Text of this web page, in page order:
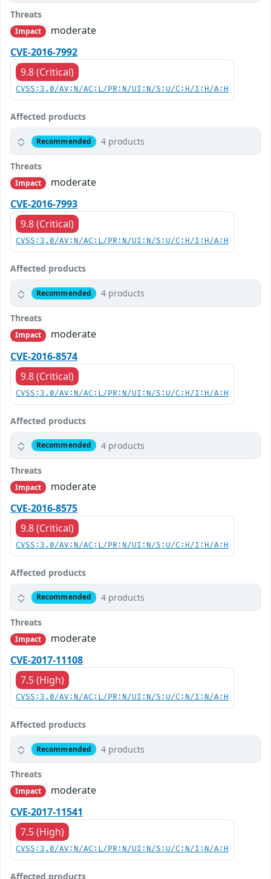
Threats
Impact
moderate
CVE-2016-7992
9.8 (Critical)
CVSS:3.0/AV:N/AC:L/PR:N/UI:N/S:U/C:H/I:H/A:H
Affected products
Recommended 4 products
Threats
Impact
moderate
CVE-2016-7993
9.8 (Critical)
CVSS:3.0/AV:N/AC:L/PR:N/UI:N/S:U/C:H/I:H/A:H
Affected products
Recommended 4 products
Threats
Impact
moderate
CVE-2016-8574
9.8 (Critical)
CVSS:3.0/AV:N/AC:L/PR:N/UI:N/S:U/C:H/I:H/A:H
Affected products
Recommended 4 products
Threats
Impact
moderate
CVE-2016-8575
9.8 (Critical)
CVSS:3.0/AV:N/AC:L/PR:N/UI:N/S:U/C:H/I:H/A:H
Affected products
Recommended 4 products
Threats
Impact
moderate
CVE-2017-11108
7.5 (High)
CVSS:3.0/AV:N/AC:L/PR:N/UI:N/S:U/C:N/I:N/A:H
Affected products
Recommended 4 products
Threats
Impact
moderate
CVE-2017-11541
7.5 (High)
CVSS:3.0/AV:N/AC:L/PR:N/UI:N/S:U/C:N/I:N/A:H
Affected products